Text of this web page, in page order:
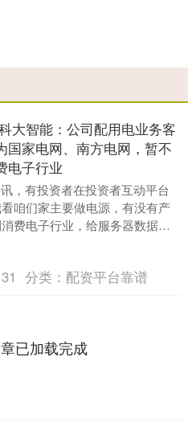
大智能：公司配用电业务客
国家电网、南方电网，暂不
电子行业
，有投资者在投资者互动平台
咱们家主要做电源，有没有产
费电子行业，给服务器数据中
品？另外咱们家公司子公司江
有没....
分类： 配资平台靠谱
已加载完成